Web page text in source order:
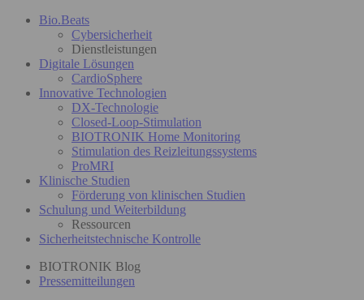
Bio.Beats
Cybersicherheit
Dienstleistungen
Digitale Lösungen
CardioSphere
Innovative Technologien
DX-Technologie
Closed-Loop-Stimulation
BIOTRONIK Home Monitoring
Stimulation des Reizleitungssystems
ProMRI
Klinische Studien
Förderung von klinischen Studien
Schulung und Weiterbildung
Ressourcen
Sicherheitstechnische Kontrolle
BIOTRONIK Blog
Pressemitteilungen